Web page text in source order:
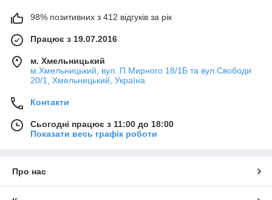
98% позитивних з 412 відгуків за рік
Працює з 19.07.2016
м. Хмельницький
м.Хмельницький, вул. П.Мирного 18/1Б та вул.Свободи
20/1, Хмельницький, Україна
Контакти
Сьогодні працює з 11:00 до 18:00
Показати весь графік роботи
Про нас